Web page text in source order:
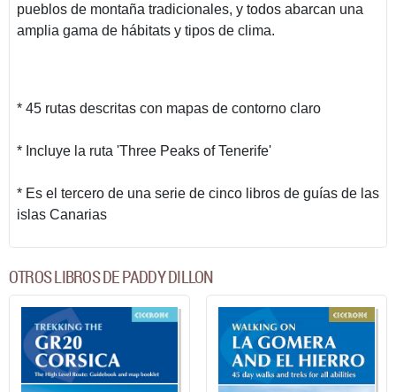
pueblos de montaña tradicionales, y todos abarcan una
amplia gama de hábitats y tipos de clima.
* 45 rutas descritas con mapas de contorno claro
* Incluye la ruta 'Three Peaks of Tenerife'
* Es el tercero de una serie de cinco libros de guías de las
islas Canarias
OTROS LIBROS DE PADDY DILLON